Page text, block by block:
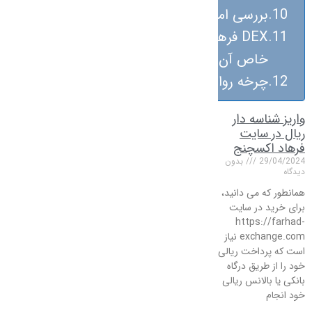
بررسی امواج الیوت و مبانی آن
DEX فرهاد اکسچنج و ویژگی‌های
خاص آن
چرخه روانشناسی بازار
واریز شناسه دار
ریال در سایت
فرهاد اکسچنج
29/04/2024 بدون
دیدگاه
همانطور که می دانید،
برای خرید در سایت
https://farhad-
exchange.com نیاز
است که پرداخت ریالی
خود را از طریق درگاه
بانکی یا بالانس ریالی
خود انجام